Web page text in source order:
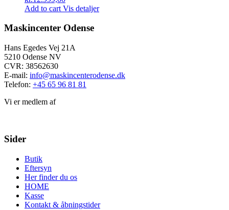
Add to cart Vis detaljer
Maskincenter Odense
Hans Egedes Vej 21A
5210 Odense NV
CVR: 38562630
E-mail: info@maskincenterodense.dk
Telefon: +45 65 96 81 81
Vi er medlem af
Sider
Butik
Eftersyn
Her finder du os
HOME
Kasse
Kontakt & åbningstider